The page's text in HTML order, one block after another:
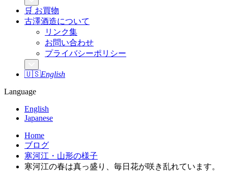
🛒 お買物
古澤酒造について
リンク集
お問い合わせ
プライバシーポリシー
🇺🇸English
Language
English
Japanese
Home
ブログ
寒河江・山形の様子
寒河江の春は真っ盛り、毎日花が咲き乱れています。